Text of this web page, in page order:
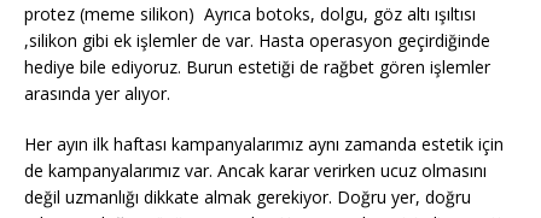
protez (meme silikon) Ayrıca botoks, dolgu, göz altı ışıltısı
,silikon gibi ek işlemler de var. Hasta operasyon geçirdiğinde
hediye bile ediyoruz. Burun estetiği de rağbet gören işlemler
arasında yer alıyor.
Her ayın ilk haftası kampanyalarımız aynı zamanda estetik için
de kampanyalarımız var. Ancak karar verirken ucuz olmasını
değil uzmanlığı dikkate almak gerekiyor. Doğru yer, doğru